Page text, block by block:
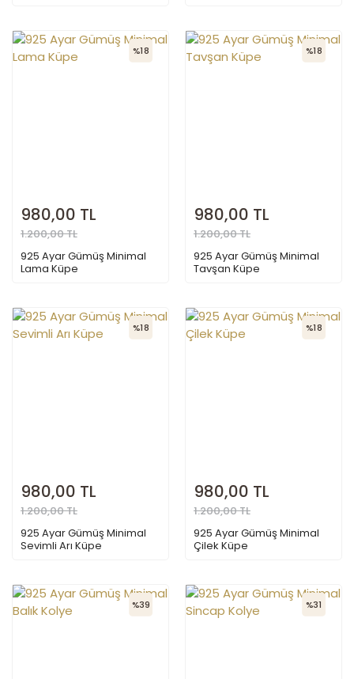
%18
980,00 TL
1.200,00 TL
925 Ayar Gümüş Minimal
Lama Küpe
%18
980,00 TL
1.200,00 TL
925 Ayar Gümüş Minimal
Tavşan Küpe
%18
980,00 TL
1.200,00 TL
925 Ayar Gümüş Minimal
Sevimli Arı Küpe
%18
980,00 TL
1.200,00 TL
925 Ayar Gümüş Minimal
Çilek Küpe
%39 %31